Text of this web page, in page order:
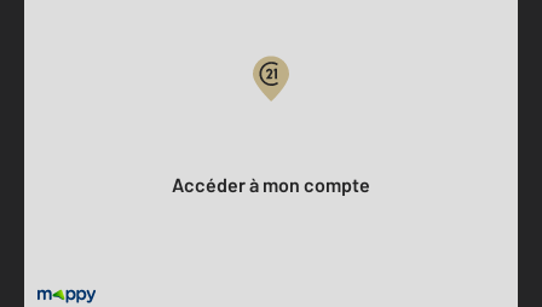
Accéder à mon compte